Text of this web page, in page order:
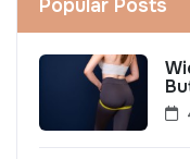
Popular Posts